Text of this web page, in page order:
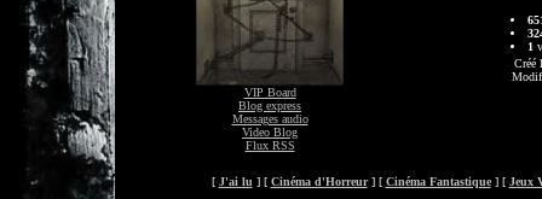
VIP Board
Blog express
Messages audio
Video Blog
Flux RSS
1
Créé
[ J'ai lu ] [ Cinéma d'Horreur] [ Cinéma Fantastique] [ Jeux